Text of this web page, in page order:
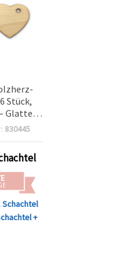
Stück,
Glatte
&
DIY-
830445
Schachtel
+